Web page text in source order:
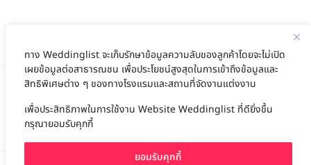
ทาง Weddinglist จะเก็บรักษาข้อมูลความลับของลูกค้าโดยจะไม่เปิด
เผยข้อมูลต่อสาธารณชน เพื่อประโยชน์สูงสุดในการเข้าถึงข้อมูลและ
สิทธิพิเศษต่าง ๆ ของทางโรงแรมและสถานที่จัดงานแต่งงาน
เพื่อประสิทธิภาพในการใช้งาน Website Weddinglist ที่ดียิ่งขึ้น
กรุณายอมรับคุกกี้
ยอมรับคุกกี้
สนับสนุนโดย